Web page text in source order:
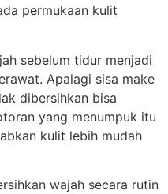
permukaan kulit
sebelum tidur menjadi
Apalagi sisa make
dibersihkan bisa
yang menumpuk itu
kulit lebih mudah
wajah secara rutin